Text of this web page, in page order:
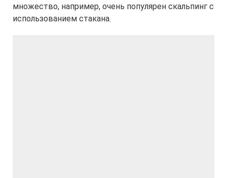
множество, например, очень популярен скальпинг с
использованием стакана.